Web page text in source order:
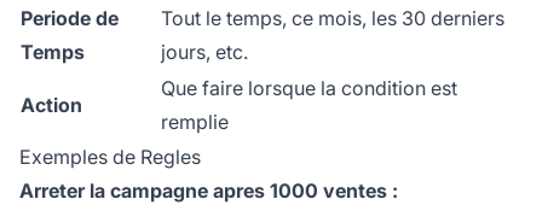
Periode de
Temps
Tout le temps, ce mois, les 30 derniers
jours, etc.
Action
Que faire lorsque la condition est
remplie
Exemples de Regles
Arreter la campagne apres 1000 ventes :